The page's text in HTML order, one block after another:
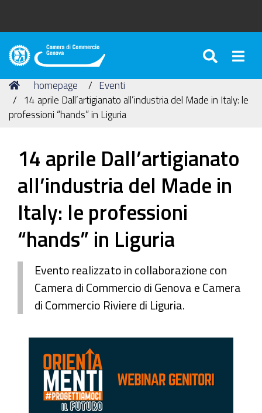
Camera
Commercio
di
Genova
Tu
sei
qui:
Home
homepage
Eventi
14 aprile Dall’artigianato all’industria del Made in Italy: le
professioni “hands” in Liguria
14 aprile Dall’artigianato
all’industria del Made in
Italy: le professioni
“hands” in Liguria
Evento realizzato in collaborazione con
Camera di Commercio di Genova e Camera
di Commercio Riviere di Liguria.